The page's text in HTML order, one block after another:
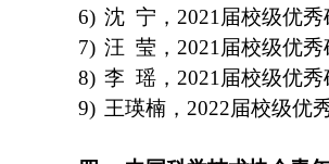
6) 沈 宁， 2021届校级优
7) 汪 莹， 2021届校级优
8) 李 瑶， 2021届校级优
9) 王瑛楠， 2022届校级优